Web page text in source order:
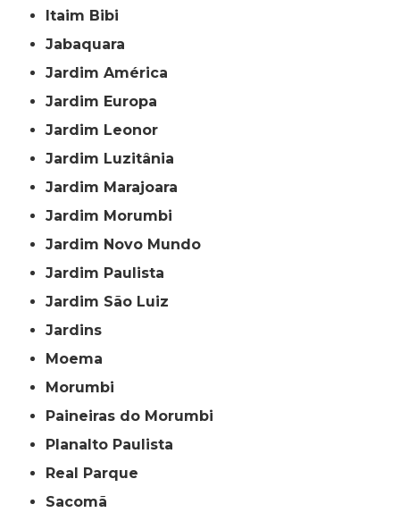
Itaim Bibi
Jabaquara
Jardim América
Jardim Europa
Jardim Leonor
Jardim Luzitânia
Jardim Marajoara
Jardim Morumbi
Jardim Novo Mundo
Jardim Paulista
Jardim São Luiz
Jardins
Moema
Morumbi
Paineiras do Morumbi
Planalto Paulista
Real Parque
Sacomã